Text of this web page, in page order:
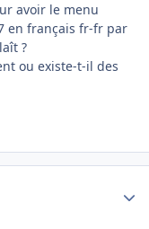
avoir le menu
en français fr-fr par
?
ou existe-t-il des